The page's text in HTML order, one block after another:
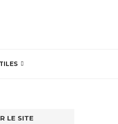
LE SITE